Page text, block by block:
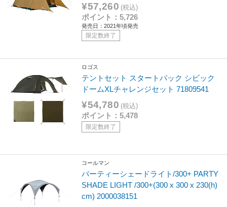
¥57,260 (税込)
ポイント：5,726
発売日：2021年頃発売
限定数終了
ロゴス
テントセット スタートパック シビック
ドームXLチャレンジセット 71809541
¥54,780 (税込)
ポイント：5,478
限定数終了
コールマン
パーティーシェードライト/300+ PARTY
SHADE LIGHT /300+(300 x 300 x 230(h)
cm) 2000038151